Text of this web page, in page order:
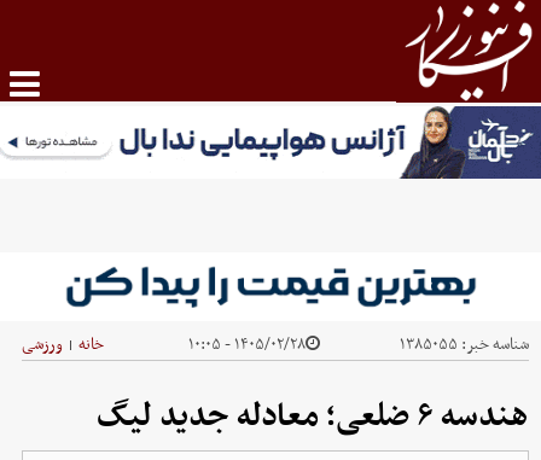
شناسه خبر: ۱۳۸۵۰۵۵ ۱۴۰۵/۰۲/۲۸ - ۱۰:۰۵ خانه | ورزشی
هندسه ۶ ضلعی؛ معادله جدید لیگ